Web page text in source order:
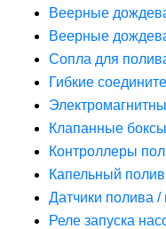
Веерные
Веерные
Сопла для
Гибкие
Клапанные
Контроллеры
Капельный полив
Датчики полива /
Реле запуска